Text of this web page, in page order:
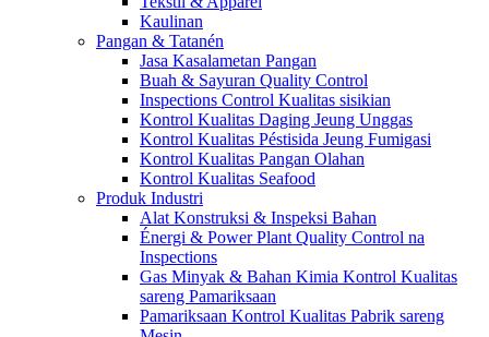
Kaulinan
Pangan & Tatanén
Jasa Kasalametan Pangan
Buah & Sayuran Quality Control
Inspections Control Kualitas sisikian
Kontrol Kualitas Daging Jeung Unggas
Kontrol Kualitas Péstisida Jeung Fumigasi
Kontrol Kualitas Pangan Olahan
Kontrol Kualitas Seafood
Produk Industri
Alat Konstruksi & Inspeksi Bahan
Énergi & Power Plant Quality Control na
Inspections
Gas Minyak & Bahan Kimia Kontrol Kualitas
sareng Pamariksaan
Pamariksaan Kontrol Kualitas Pabrik sareng